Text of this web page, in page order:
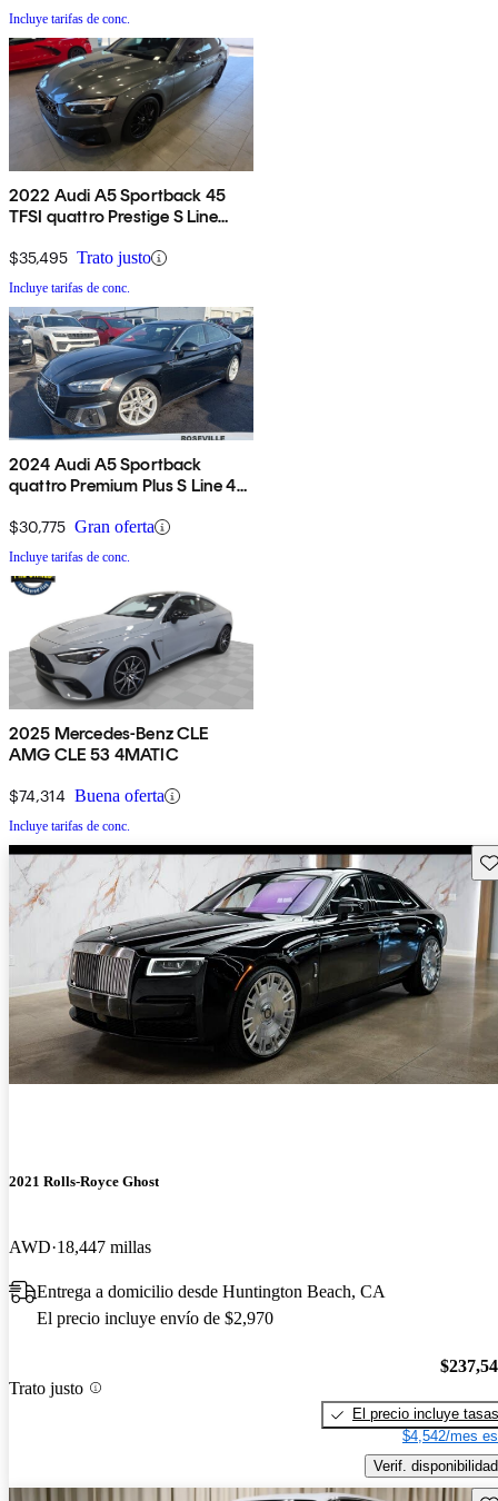
Incluye tarifas de conc.
2022 Audi A5 Sportback 45
TFSI quattro Prestige S Line
$35,495 Trato justo
Incluye tarifas de conc.
2024 Audi A5 Sportback
quattro Premium Plus S Line 45
$30,775 Gran oferta
Incluye tarifas de conc.
2025 Mercedes-Benz CLE
AMG CLE 53 4MATIC
$74,314 Buena oferta
Incluye tarifas de conc.
2021 Rolls-Royce Ghost
AWD 18,447 millas
Entrega a domicilio desde Huntington Beach, CA
El precio incluye envío de $2,970
Trato justo
El precio incluye tasas
$4,542/mes
Verif. disponibilidad